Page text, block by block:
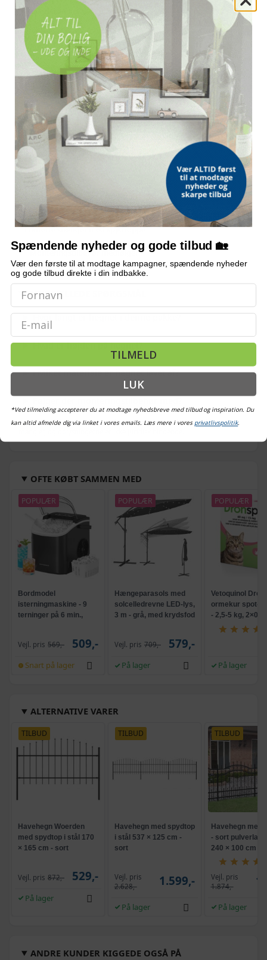
MATERIALE
Pulverlakeret stål
SAMLET LÆNGDE
17,00 m
HØJDE
HEGNSPANEL, HØJDE
60 cm
STOLPER
11 stk., Ø 3,4 cm × 110 cm (H)
INDEHOLDER
10 × hegnspanel og 11 × stolpe
DESIGN
Lodrette stænger med spydtoppe
Monteringstilbehør medfølger
OFTE STILLEDE SPØRGSMÅL
Hvor langt er hegnet i denne pakke?
Hvad er højden på hegnet?
Hvilket materiale er hegnet lavet af?
Følger der monteringstilbehør med?
Bemærk: FAQ er vejledende information. Vi tager forbehold for fejl og
Sort - 1 stk - 671 cm - 120 cm
2.894,-
2.199,-
Sort - 1 stk - 1005 cm - 100 cm
4.416,-
2.999,-
Sort - 1 stk - 1506 cm - 60 cm
5.602,-
3.799,-
Sort - 1 stk - 1339 cm - 100 cm
5.896,-
3.999,-
Sort - 1 stk - 1506 cm - 100 cm
6.638,-
4.499,-
Sort - 1 stk - 1673 cm - 100 cm
5.099,-
4.999,-
Sort - 1 stk - 1673 cm - 120 cm
9.428,-
5.399,-
Sort - 1 stk - 671 cm - 150 cm
3.416,-
2.299,-
Sort - 1 stk - 838 cm - 80 cm
3.306,-
OFTE KØBT SAMMEN MED
POPULÆR
Bordmodel
isterningmaskine - 9
terninger på 6 min.,
Vejl. pris 569,- 509,-
Snart på lager
POPULÆR
Hængeparasols med
solcelledrevne LED-lys,
3 m - grå, med krydsfod
Vejl. pris 709,- 579,-
På lager
POPULÆR
Vetoquinol
ormekur spot-
- 2,5-5 kg, 2×0,7
På lager
ALTERNATIVE VARER
TILBUD
Havehegn Woerden
med spydtop i stål 170
× 165 cm - sort
Vejl. pris 872,- 529,-
På lager
TILBUD
Havehegn med spydtop
i stål 537 × 125 cm -
sort
Vejl. pris
2.628,-
1.599,-
På lager
TILBUD
Havehegn med
- sort
240 × 100 cm
Vejl. pris
1.874,-
På lager
ANDRE KUNDER KIGGEDE OGSÅ PÅ
Spændende nyheder og gode tilbud 🏡
Vær den første til at modtage kampagner, spændende nyheder
og gode tilbud direkte i din indbakke.
Email
TILMELD
LUK
*Ved tilmelding accepterer du at modtage nyhedsbreve med tilbud og inspiration. Du
kan altid afmelde dig via linket i vores emails. Læs mere i vores privatlivspolitik.